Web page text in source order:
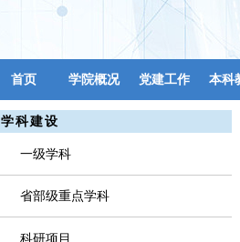
首页 学院概况 党建工作 本科
实验中心
学科建设
一级学科
省部级重点学科
科研项目